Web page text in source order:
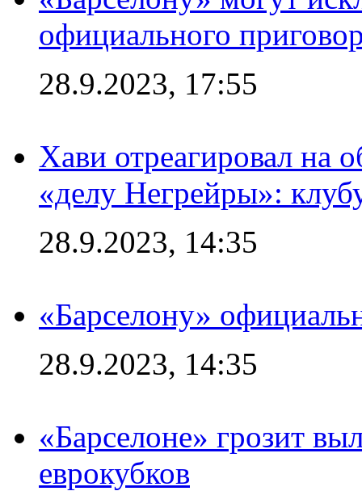
официального
28.9.2023, 17:55
Хави отреагировал на
«делу Негрейры»:
28.9.2023, 14:35
«Барселону»
28.9.2023, 14:35
«Барселоне» грозит
еврокубков